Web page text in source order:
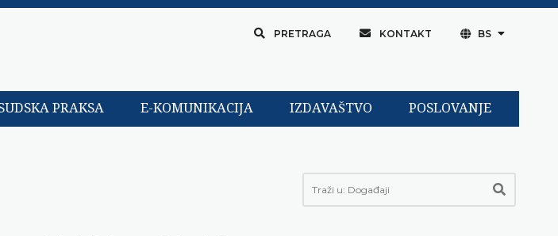
PRETRAGA KONTAKT BS
PRAKSA E-KOMUNIKACIJA IZDAVAŠTVO POSLOVANJE